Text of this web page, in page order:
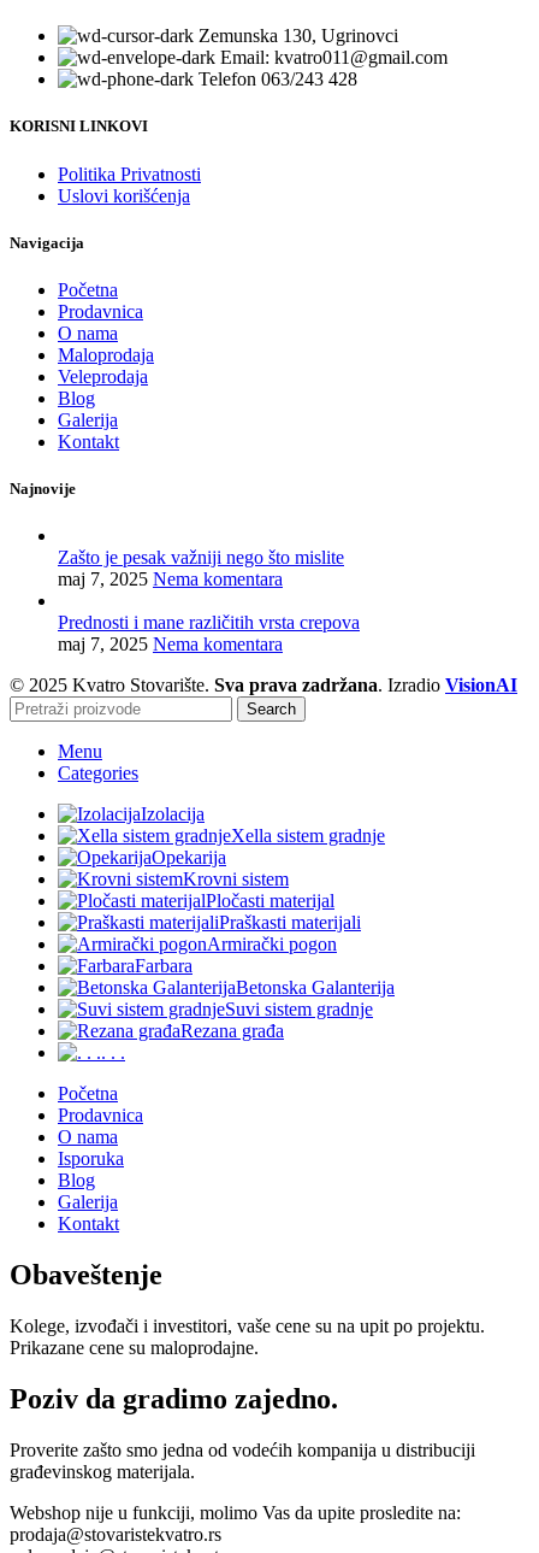
Zemunska 130, Ugrinovci
Email: kvatro011@gmail.com
Telefon 063/243 428
KORISNI LINKOVI
Politika Privatnosti
Uslovi korišćenja
Navigacija
Početna
Prodavnica
O nama
Maloprodaja
Veleprodaja
Blog
Galerija
Kontakt
Najnovije
Zašto je pesak važniji nego što mislite
maj 7, 2025 Nema komentara
Prednosti i mane različitih vrsta crepova
maj 7, 2025 Nema komentara
© 2025 Kvatro Stovarište. Sva prava zadržana. Izradio VisionAI
Search
Menu
Categories
Izolacija
Xella sistem gradnje
Opekarija
Krovni sistem
Pločasti materijal
Praškasti materijali
Armirački pogon
Farbara
Betonska Galanterija
Suvi sistem gradnje
Rezana građa
. . .
Početna
Prodavnica
O nama
Isporuka
Blog
Galerija
Kontakt
Obaveštenje
Kolege, izvođači i investitori, vaše cene su na upit po projektu.
Prikazane cene su maloprodajne.
Poziv da gradimo zajedno.
Proverite zašto smo jedna od vodećih kompanija u distribuciji
građevinskog materijala.
Webshop nije u funkciji, molimo Vas da upite prosledite na:
prodaja@stovaristekvatro.rs